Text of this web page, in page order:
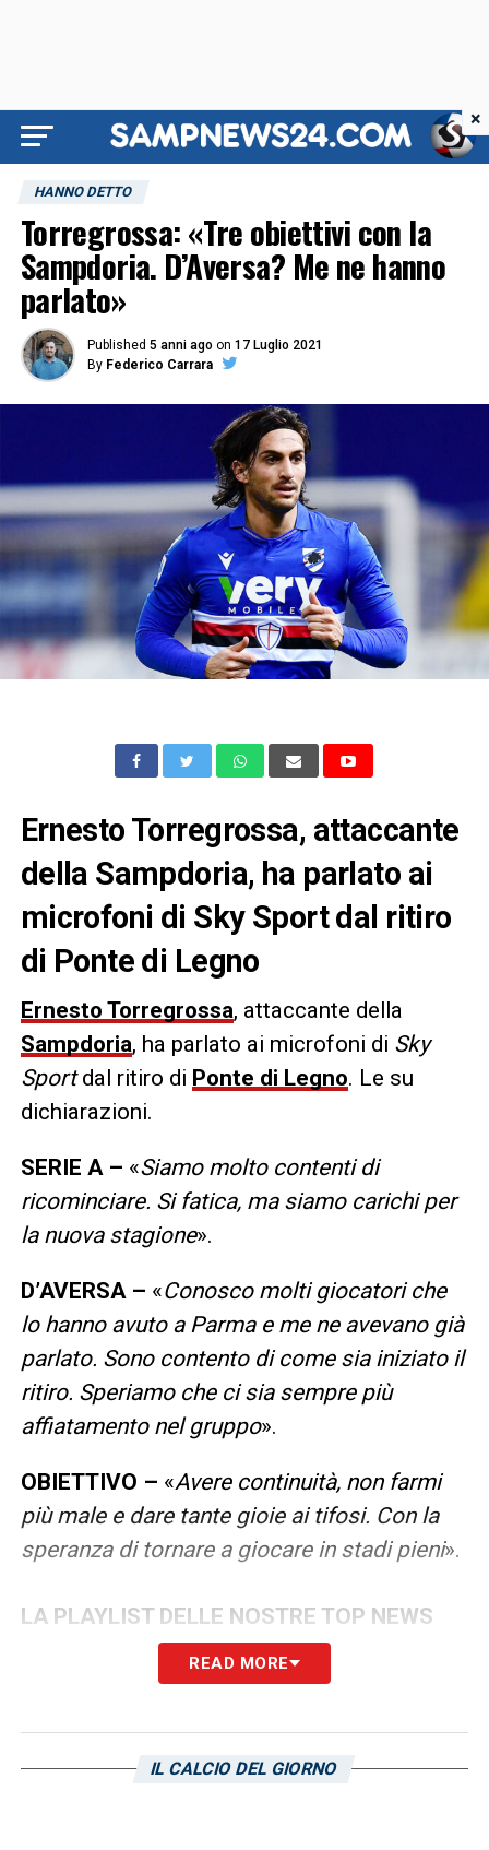
HANNO DETTO
Torregrossa: «Tre obiettivi con la
Sampdoria. D’Aversa? Me ne hanno
parlato»
Published 5 anni ago on 17 Luglio 2021
By Federico Carrara
Ernesto Torregrossa, attaccante
della Sampdoria, ha parlato ai
microfoni di Sky Sport dal ritiro
di Ponte di Legno
Ernesto Torregrossa, attaccante della
Sampdoria, ha parlato ai microfoni di Sky
Sportdal ritiro di Ponte di Legno. Le su
dichiarazioni.
SERIE A – «Siamo molto contenti di
ricominciare. Si fatica, ma siamo carichi per
la nuova stagione».
D’AVERSA – «Conosco molti giocatori che
lo hanno avuto a Parma e me ne avevano già
parlato. Sono contento di come sia iniziato il
ritiro. Speriamo che ci sia sempre più
affiatamento nel gruppo».
OBIETTIVO – «Avere continuità, non farmi
più male e dare tante gioie ai tifosi. Con la
speranza di tornare a giocare in stadi pieni».
LA PLAYLIST DELLE NOSTRE TOP NEWS
READ MORE
IL CALCIO DEL GIORNO
×